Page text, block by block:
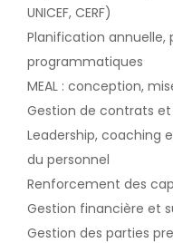
UNICEF, CERF)
Planification annuelle,
programmatiques
MEAL : conception,
Gestion de contrats
Leadership, coaching
du personnel
Renforcement des
Gestion financière et
Gestion des parties